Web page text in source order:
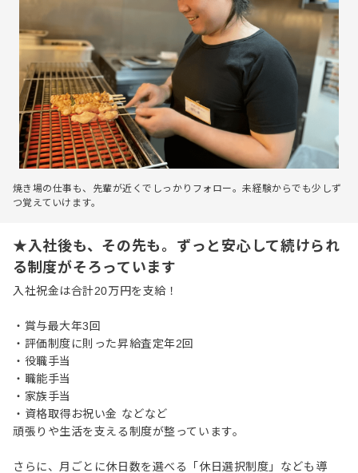
焼き場の仕事も、先輩が近くでしっかりフォロー。未経験からでも少しず
つ覚えていけます。
★入社後も、その先も。ずっと安心して続けられ
る制度がそろっています
入社祝金は合計20万円を支給！
・賞与最大年3回
・評価制度に則った昇給査定年2回
・役職手当
・職能手当
・家族手当
・資格取得お祝い金 などなど
頑張りや生活を支える制度が整っています。
さらに、月ごとに休日数を選べる「休日選択制度」なども導